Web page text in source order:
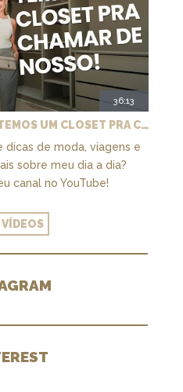
36:13
EP. 6: A SAGA DA CASA - TEMOS UM CLOSET PRA CHAMAR DE NOSSO + MARCENARIA E PAISAGISMO
de moda, viagens e
sobre meu dia a dia?
canal no YouTube!
VÍDEOS